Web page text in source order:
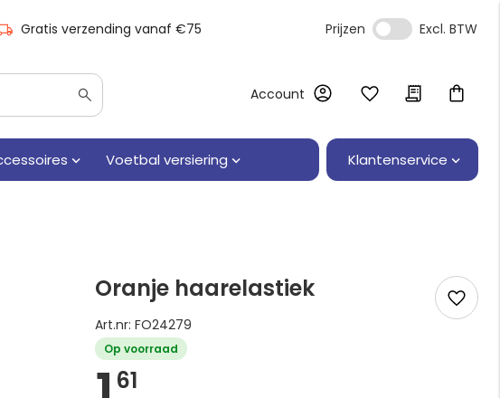
Gratis verzending vanaf €75 Prijzen
Account
Voetbal versiering Klantenservice
Oranje haarelastiek
Art.nr: FO24279
Op voorraad
61